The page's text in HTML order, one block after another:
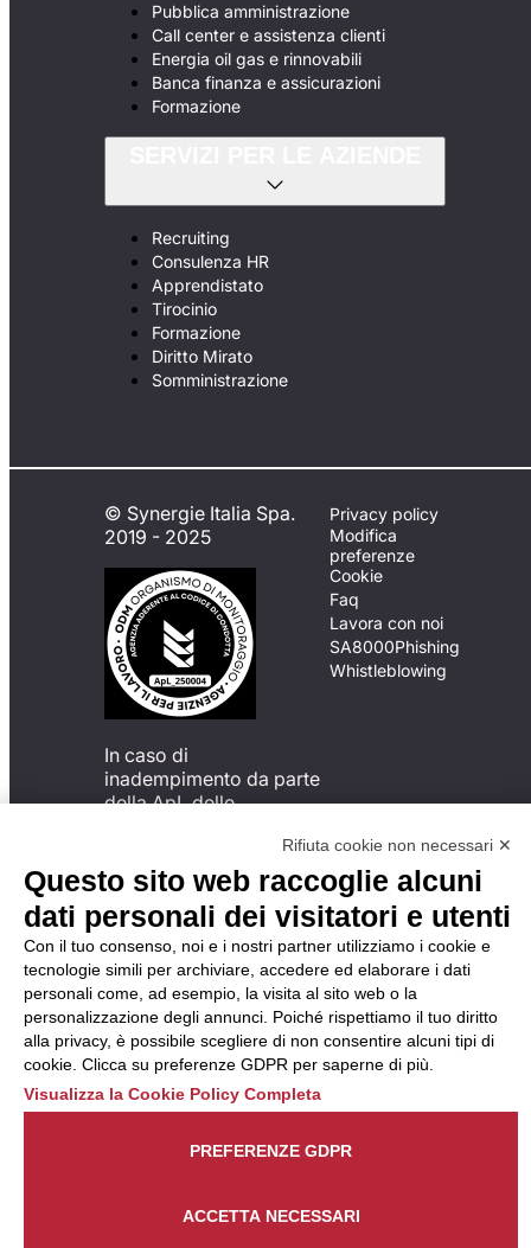
Pubblica amministrazione
Call center e assistenza clienti
Energia oil gas e rinnovabili
Banca finanza e assicurazioni
Formazione
Recruiting
Consulenza HR
Apprendistato
Tirocinio
Formazione
Diritto Mirato
Somministrazione
© Synergie Italia Spa.
2019 - 2025
In caso di
inadempimento da parte
della ApL delle
del Codice di Condotta, è
possibile presentare un
reclamo
all’Organismo di
Monitoraggio utilizzando
una delle modalità
descritte al seguente
indirizzo web
https://odm-
agenzielavoro.it/reclami/.
Privacy policy
Modifica
preferenze
Cookie
Faq
Lavora con noi
SA8000Phishing
Whistleblowing
Rifiuta cookie non necessari ✕
Questo sito web raccoglie alcuni
dati personali dei visitatori e utenti
Con il tuo consenso, noi e i nostri partner utilizziamo i cookie e
tecnologie simili per archiviare, accedere ed elaborare i dati
personali come, ad esempio, la visita al sito web o la
personalizzazione degli annunci. Poiché rispettiamo il tuo diritto
alla privacy, è possibile scegliere di non consentire alcuni tipi di
cookie. Clicca su preferenze GDPR per saperne di più.
Visualizza la Cookie Policy Completa
ACCETTA NECESSARI
PREFERENZE GDPR